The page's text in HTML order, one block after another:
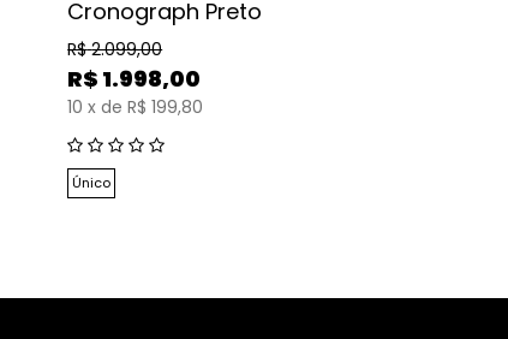
Cronograph Preto
R$ 2.099,00
R$ 1.998,00
10 x de R$ 199,80
Único